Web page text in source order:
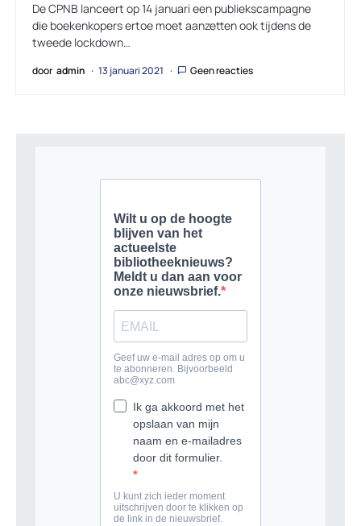
De CPNB lanceert op 14 januari een publiekscampagne
die boekenkopers ertoe moet aanzetten ook tijdens de
tweede lockdown…
door admin 13 januari 2021 Geen reacties